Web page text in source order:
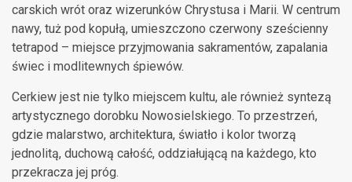
carskich wrót oraz wizerunków Chrystusa i Marii. W centrum
nawy, tuż pod kopułą, umieszczono czerwony sześcienny
tetrapod – miejsce przyjmowania sakramentów, zapalania
świec i modlitewnych śpiewów.
Cerkiew jest nie tylko miejscem kultu, ale również syntezą
artystycznego dorobku Nowosielskiego. To przestrzeń,
gdzie malarstwo, architektura, światło i kolor tworzą
jednolitą, duchową całość, oddziałującą na każdego, kto
przekracza jej próg.